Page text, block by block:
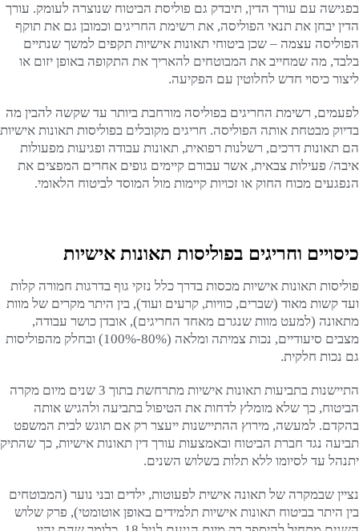
בפגישה עם עורך הדין, תיבדק גם פוליסת הביטוח שנוצרה לעומק. עורך
הדין יבחן את תנאי הפוליסה, את רשימת החריגים וכמובן גם את תוקף
הפוליסה עצמה – שכן ביטוחי תאונות אישיות תקפים למשך שנתיים
בלבד, מה שמחייב את המבוטחים להאריך את התקופה באופן יזום או
ליצור כיסוי חדש לחלוטין עם הפקיעה.
לפעמים, רשימת החריגים בפוליסה מורחבת ביותר עד שקשה להבין מה
בדיוק מבטחת אותה הפוליסה. חריגים מקובלים בפוליסות תאונות אישיות
הם תאונות דרכים, רשלנות רפואית, תאונות עבודה ופגיעות מפעולות
איבה/ פעילות צבאית, אשר עבורם קיימים גופים אחרים המפצים את
הנפגעים מכוח החוק או זכויות קיימות מול המוסד לביטוח הלאומי.
כיסויים וחריגים בפוליסות תאונות אישיות
פוליסות תאונות אישיות מכסות בדרך כלל נזקי גוף בדרגות חמורה קלות
ועד קשות מאוד (שברים, כוויות, קרעים ועוד), בין היתר מקרים של מוות
מתאונה (למעט מוות שנגרם מאחד החריגים), אובדן כושר עבודה,
מצבים סיעודיים, נכות צמיתה ומלאה (80%-100%) ובחלק מהפוליסות
גם נכות חלקית.
התיישנות בתביעות תאונות אישיות מתרחשת בתוך 3 שנים מיום מקרה
הביטוח, כך שלא מומלץ לדחות את הטיפול בתביעה ולהגיש אותה
בהקדם. למעשה, מירוץ ההתיישנות ייעצר רק אם תוגש לבית המשפט
תביעה נגד חברת הביטוח ובאמצעות עורך דין תאונות אישיות, כך שהתיק
יתנהל עד לסיומו ללא תלות בשלוש השנים.
נציין שבמקרה של תאונה אישית לפעוטות, ילדים ובני נוער (המבוטחים
בין היתר בביטוח תאונות אישיות תלמידים באופן אוטומטי), פרק שלוש